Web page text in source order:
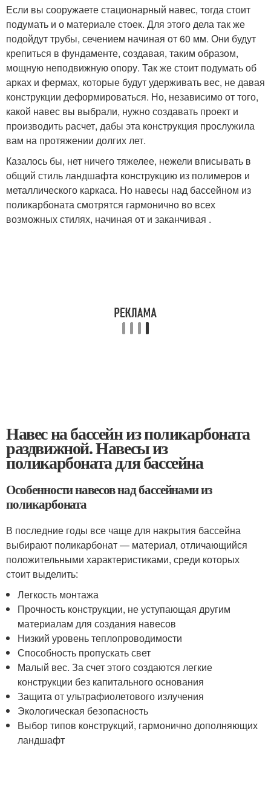
Если вы сооружаете стационарный навес, тогда стоит
подумать и о материале стоек. Для этого дела так же
подойдут трубы, сечением начиная от 60 мм. Они будут
крепиться в фундаменте, создавая, таким образом,
мощную неподвижную опору. Так же стоит подумать об
арках и фермах, которые будут удерживать вес, не давая
конструкции деформироваться. Но, независимо от того,
какой навес вы выбрали, нужно создавать проект и
производить расчет, дабы эта конструкция прослужила
вам на протяжении долгих лет.
Казалось бы, нет ничего тяжелее, нежели вписывать в
общий стиль ландшафта конструкцию из полимеров и
металлического каркаса. Но навесы над бассейном из
поликарбоната смотрятся гармонично во всех
возможных стилях, начиная от и заканчивая .
Навес на бассейн из поликарбоната
раздвижной. Навесы из
поликарбоната для бассейна
Особенности навесов над бассейнами из
поликарбоната
В последние годы все чаще для накрытия бассейна
выбирают поликарбонат — материал, отличающийся
положительными характеристиками, среди которых
стоит выделить:
Легкость монтажа
Прочность конструкции, не уступающая другим
материалам для создания навесов
Низкий уровень теплопроводимости
Способность пропускать свет
Малый вес. За счет этого создаются легкие
конструкции без капитального основания
Защита от ультрафиолетового излучения
Экологическая безопасность
Выбор типов конструкций, гармонично дополняющих
ландшафт